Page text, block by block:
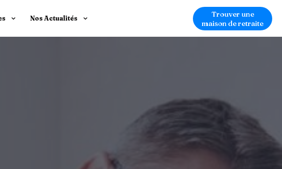
Nos Actualités
Trouver une
maison de retraite